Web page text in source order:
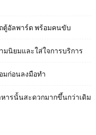
ตู้อัลพาร์ด พร้อมคนขับ
มนิยมและใส่ใจการบริการ
มก่อนลงมือทำ
ารนั้นสะดวกมากขึ้นกว่าเดิม